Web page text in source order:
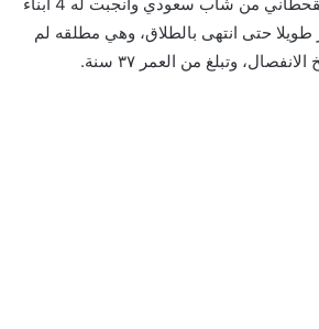
حتى انتهى بالطلاق، وهي مطلقه لم
وتبلغ من العمر ٣٧ سنة.